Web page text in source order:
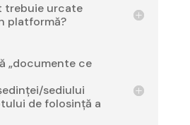
trebuie urcate
platformă?
„documente ce
sediului
de folosință a